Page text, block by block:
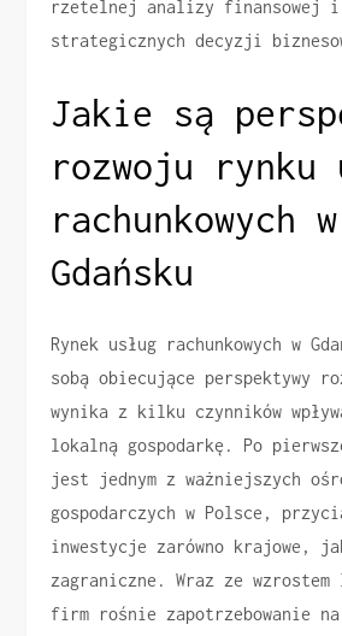
rzetelnej analizy finansowej i
strategicznych decyzji
Jakie są
rozwoju rynku
rachunkowych w
Gdańsku
Rynek usług rachunkowych w
sobą obiecujące perspektywy
wynika z kilku czynników
lokalną gospodarkę. Po
jest jednym z ważniejszych
gospodarczych w Polsce,
inwestycje zarówno krajowe,
zagraniczne. Wraz ze wzrostem
firm rośnie zapotrzebowanie